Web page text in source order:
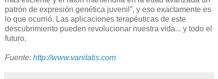
patrón de expresión genética juvenil”, y eso exactamente es
lo que ocurrió. Las aplicaciones terapéuticas de este
descubrimiento pueden revolucionar nuestra vida... y todo el
futuro.
Fuente: http://www.vanitatis.com